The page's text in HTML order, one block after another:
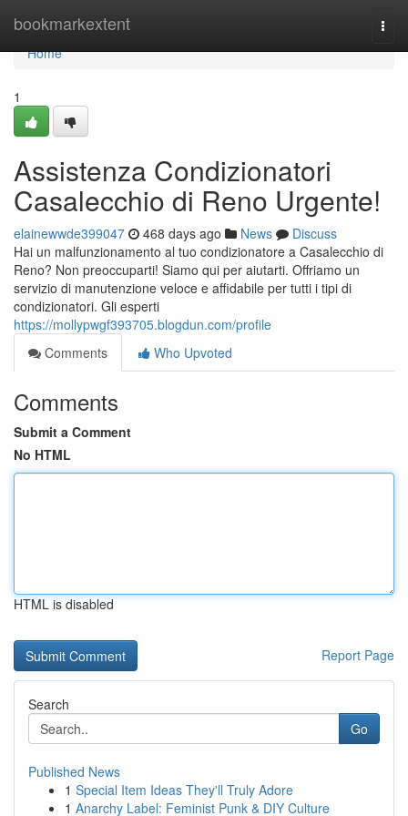
bookmarkextent
Home
Home
1
Assistenza Condizionatori
Casalecchio di Reno Urgente!
elainewwde399047 468 days ago News
Discuss
Hai un malfunzionamento al tuo condizionatore a Casalecchio di
Reno? Non preoccuparti! Siamo qui per aiutarti. Offriamo un
servizio di manutenzione veloce e affidabile per tutti i tipi di
condizionatori. Gli esperti
https://mollypwgf393705.blogdun.com/profile
Comments
Who Upvoted
Comments
Submit a Comment
No HTML
HTML is disabled
Report Page
Search
Go
Published News
1 Special Item Ideas They'll Truly Adore
1 Anarchy Label: Feminist Punk & DIY Culture